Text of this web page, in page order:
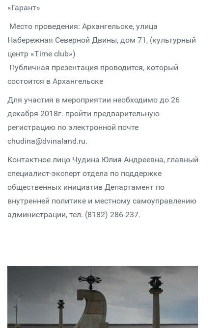
«Гарант»
Место проведения: Архангельске, улица
Набережная Северной Двины, дом 71, (культурный
центр «Time club»)
Публичная презентация проводится, который
состоится в Архангельске
Для участия в мероприятии необходимо до 26
декабря 2018г. пройти предварительную
регистрацию по электронной почте
chudina@dvinaland.ru.
Контактное лицо Чудина Юлия Андреевна, главный
специалист-эксперт отдела по поддержке
общественных инициатив Департамент по
внутренней политике и местному самоуправлению
администрации, тел. (8182) 286-237.